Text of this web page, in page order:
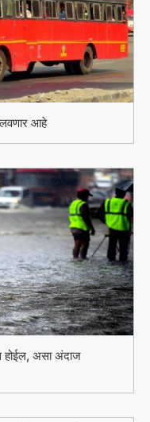
आहे
होईल, असा अंदाज